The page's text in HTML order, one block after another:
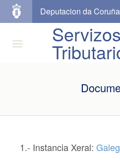
Deputacion da Coruña
Servizos
1.- Instancia Xeral: